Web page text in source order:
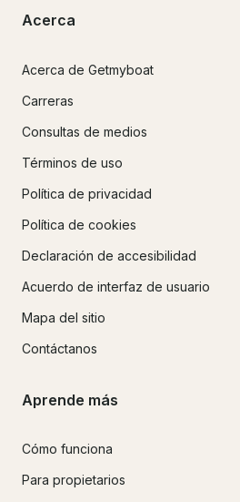
Acerca
Acerca de Getmyboat
Carreras
Consultas de medios
Términos de uso
Política de privacidad
Política de cookies
Declaración de accesibilidad
Acuerdo de interfaz de usuario
Mapa del sitio
Contáctanos
Aprende más
Cómo funciona
Para propietarios